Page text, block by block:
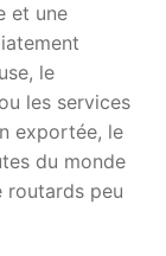
et une
le
les services
exportée, le
du monde
routards peu